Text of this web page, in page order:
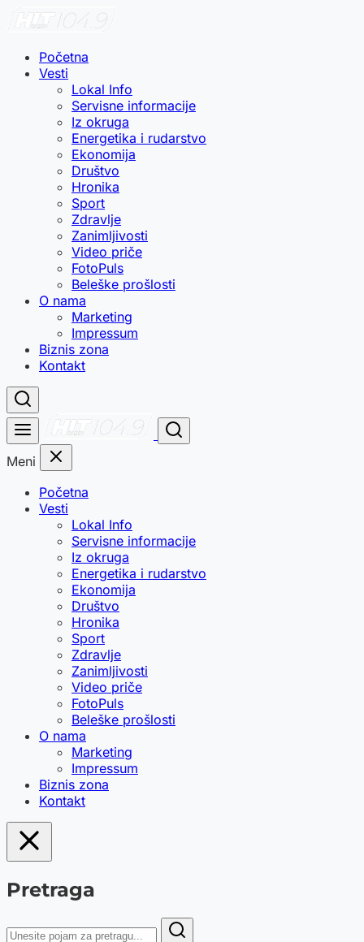
Početna
Vesti
Lokal Info
Servisne informacije
Iz okruga
Energetika i rudarstvo
Ekonomija
Društvo
Hronika
Sport
Zdravlje
Zanimljivosti
Video priče
FotoPuls
Beleške prošlosti
O nama
Marketing
Impressum
Biznis zona
Kontakt
Meni
Početna
Vesti
Lokal Info
Servisne informacije
Iz okruga
Energetika i rudarstvo
Ekonomija
Društvo
Hronika
Sport
Zdravlje
Zanimljivosti
Video priče
FotoPuls
Beleške prošlosti
O nama
Marketing
Impressum
Biznis zona
Kontakt
Pretraga